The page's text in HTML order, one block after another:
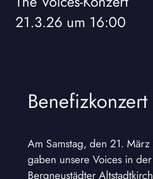
21.3.26 um 16:00
Benefizkonzert
Am Samstag, den 21.
gaben unsere Voices in der
Bergneustädter